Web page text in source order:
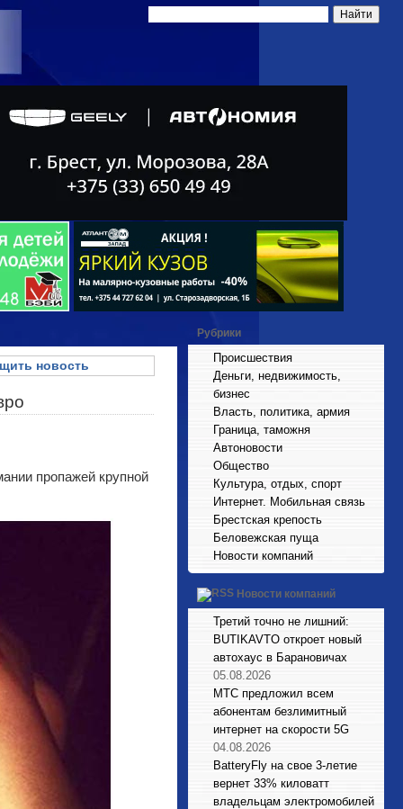
новость
пропажей крупной
Рубрики
Происшествия
Деньги, недвижимость,
бизнес
Власть, политика, армия
Граница, таможня
Автоновости
Общество
Культура, отдых, спорт
Интернет. Мобильная связь
Брестская крепость
Беловежская пуща
Новости компаний
Новости компаний
Третий точно не лишний:
BUTIKAVTO откроет новый
автохаус в Барановичах
05.08.2026
МТС предложил всем
абонентам безлимитный
интернет на скорости 5G
04.08.2026
BatteryFly на свое 3-летие
вернет 33% киловатт
владельцам электромобилей